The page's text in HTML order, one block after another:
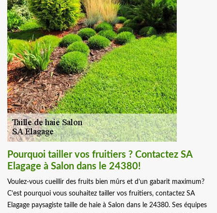
Pourquoi tailler vos fruitiers ? Contactez SA
Elagage à Salon dans le 24380!
Voulez-vous cueillir des fruits bien mûrs et d’un gabarit maximum?
C’est pourquoi vous souhaitez tailler vos fruitiers, contactez SA
Elagage paysagiste taille de haie à Salon dans le 24380. Ses équipes